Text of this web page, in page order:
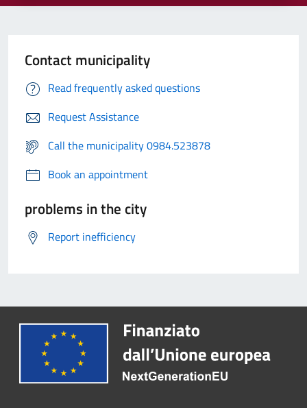
Contact municipality
Read frequently asked questions
Request Assistance
Call the municipality 0984.523878
Book an appointment
problems in the city
Report inefficiency